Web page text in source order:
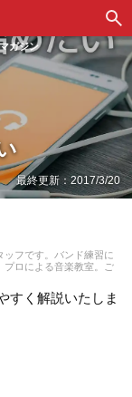
ガジン
最終更新： 2017/3/20
フです。バンド練習に
プロによる音楽教室。ご
すく解説いたしま